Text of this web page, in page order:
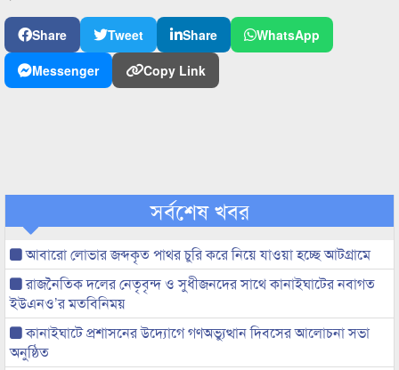
Share Tweet Share
WhatsApp
Messenger
Copy Link
সর্বশেষ খবর
আবারো লোভার জব্দকৃত পাথর চুরি করে নিয়ে যাওয়া হচ্ছে আটগ্রামে
রাজনৈতিক দলের নেতৃবৃন্দ ও সুধীজনদের সাথে কানাইঘাটের নবাগত
ইউএনও’র মতবিনিময়
কানাইঘাটে প্রশাসনের উদ্যোগে গণঅভ্যুত্থান দিবসের আলোচনা সভা
অনুষ্ঠিত